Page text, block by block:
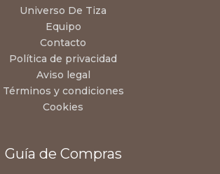
Universo De Tiza
Equipo
Contacto
Política de privacidad
Aviso legal
Términos y condiciones
Cookies
Guía de Compras